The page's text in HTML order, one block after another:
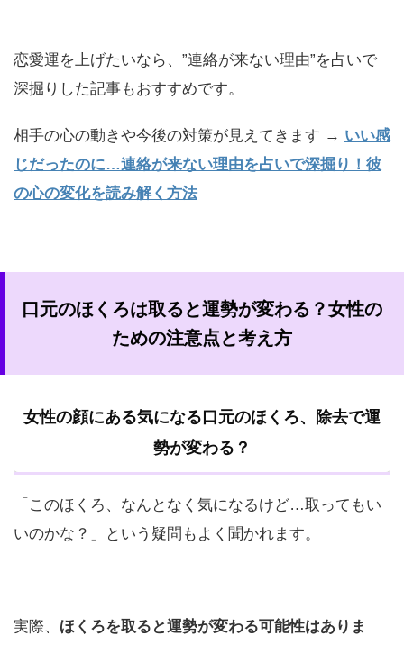
恋愛運を上げたいなら、”連絡が来ない理由”を占いで
深掘りした記事もおすすめです。
相手の心の動きや今後の対策が見えてきます → いい感
じだったのに…連絡が来ない理由を占いで深掘り！彼
の心の変化を読み解く方法
口元のほくろは取ると運勢が変わる？女性の
ための注意点と考え方
女性の顔にある気になる口元のほくろ、除去で運
勢が変わる？
「このほくろ、なんとなく気になるけど…取ってもい
いのかな？」という疑問もよく聞かれます。
実際、 ほくろを取ると運勢が変わる可能性はありま